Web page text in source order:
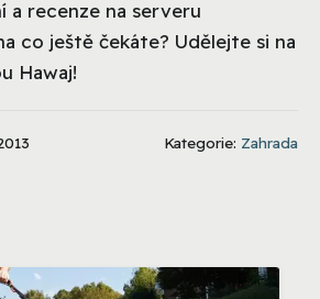
a recenze na serveru
co ještě čekáte? Udělejte si na
Hawaj!
Kategorie: Zahrada